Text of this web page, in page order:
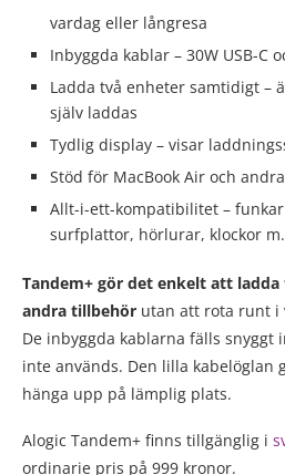
vardag eller långresa
Inbyggda kablar – 30W USB-C
Ladda två enheter samtidigt –
själv laddas
Tydlig display – visar
Stöd för MacBook Air och
Allt-i-ett-kompatibilitet –
surfplattor, hörlurar, klockor
Tandem+ gör det enkelt att
andra tillbehör utan att rota runt i
De inbyggda kablarna fälls snyggt
inte används. Den lilla kabelöglan
hänga upp på lämplig plats.
Alogic Tandem+ finns tillgänglig i
ordinarie pris på 999 kronor.